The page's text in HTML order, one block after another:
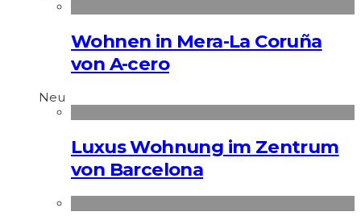
Wohnen in Mera-La Coruña
von A-cero
Neu
Luxus Wohnung im Zentrum
von Barcelona